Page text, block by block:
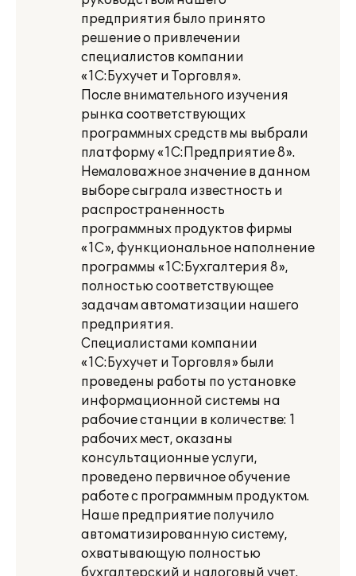
предприятия было принято
решение о привлечении
специалистов компании
«1С:Бухучет и Торговля».
После внимательного изучения
рынка соответствующих
программных средств мы выбрали
платформу «1С:Предприятие 8».
Немаловажное значение в данном
выборе сыграла известность и
распространенность
программных продуктов фирмы
«1С», функциональное наполнение
программы «1С:Бухгалтерия 8»,
полностью соответствующее
задачам автоматизации нашего
предприятия.
Специалистами компании
«1С:Бухучет и Торговля» были
проведены работы по установке
информационной системы на
рабочие станции в количестве: 1
рабочих мест, оказаны
консультационные услуги,
проведено первичное обучение
работе с программным продуктом.
Наше предприятие получило
автоматизированную систему,
охватывающую полностью
бухгалтерский и налоговый учет.